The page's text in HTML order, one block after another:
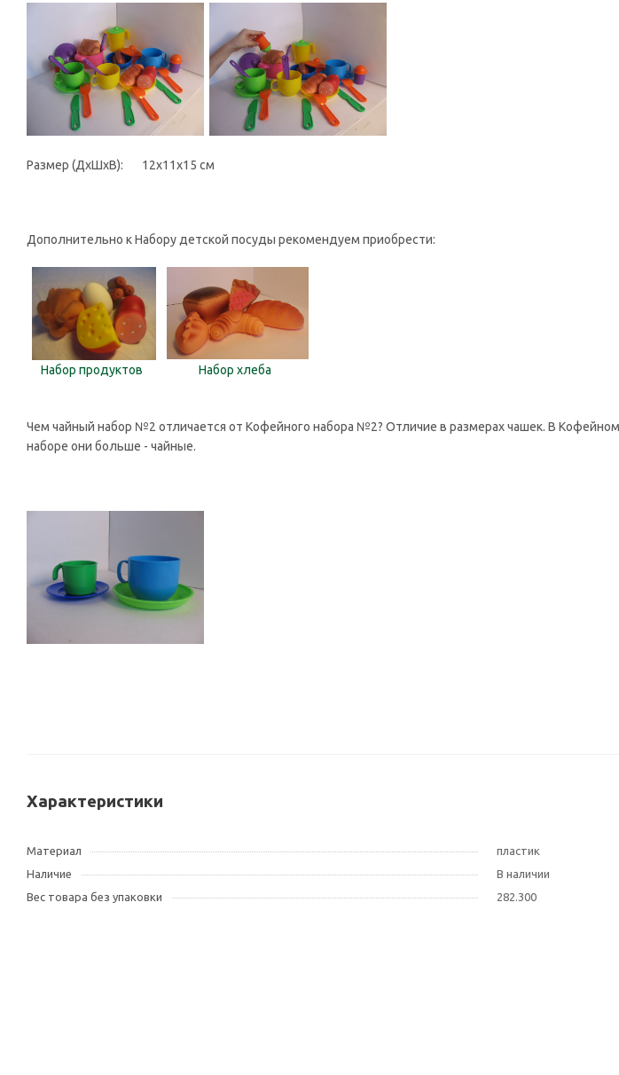
Размер (ДхШхВ): 12x11x15 см
Дополнительно к Набору детской посуды рекомендуем приобрести:
Набор продуктов Набор хлеба
Чем чайный набор №2 отличается от Кофейного набора №2? Отличие в размерах чашек. В
наборе они больше - чайные.
Характеристики
Материал
пластик
Наличие
В наличии
Вес товара без упаковки
282.300